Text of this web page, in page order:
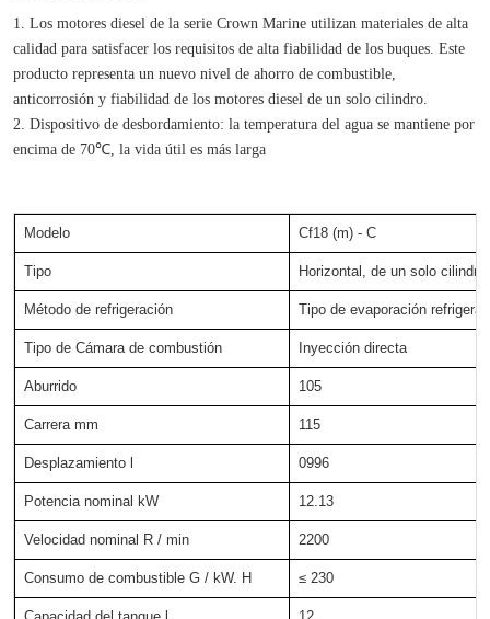
1. Los motores diesel de la serie Crown Marine utilizan materiales de alta
calidad para satisfacer los requisitos de alta fiabilidad de los buques. Este
producto representa un nuevo nivel de ahorro de combustible,
anticorrosión y fiabilidad de los motores diesel de un solo cilindro.
2. Dispositivo de desbordamiento: la temperatura del agua se mantiene por
encima de 70℃, la vida útil es más larga
Modelo Cf18 (m) - C
Tipo Horizontal, de un solo
Método de refrigeración Tipo de evaporación
Tipo de Cámara de combustión Inyección directa
Aburrido 105
Carrera mm 115
Desplazamiento l 0996
Potencia nominal kW 12.13
Velocidad nominal R / min 2200
Consumo de combustible G / kW. H ≤ 230